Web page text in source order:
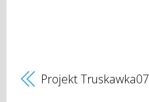
Projekt Truskawka07